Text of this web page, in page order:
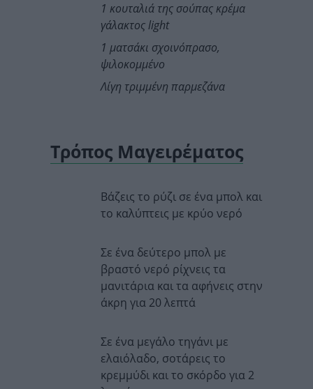
1 κουταλιά της σούπας κρέμα
γάλακτοςlight
1 ματσάκι σχοινόπρασο,
ψιλοκομμένο
Λίγη τριμμένη παρμεζάνα
Τρόπος Μαγειρέματος
Βάζεις το ρύζι σε ένα μπολ και
το καλύπτεις με κρύο νερό
Σε ένα δεύτερο μπολ με
βραστό νερό ρίχνεις τα
μανιτάρια και τα αφήνεις στην
άκρη για 20 λεπτά
Σε ένα μεγάλο τηγάνι με
ελαιόλαδο, σοτάρεις το
κρεμμύδι και το σκόρδο για 2